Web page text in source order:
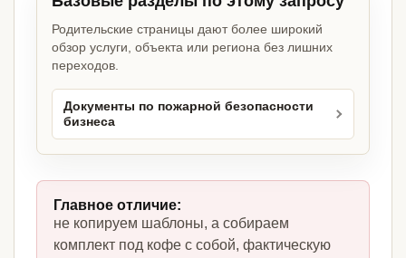
Родительские страницы дают более широкий
обзор услуги, объекта или региона без лишних
переходов.
Документы по пожарной безопасности
бизнеса
Главное отличие:
не копируем шаблоны, а собираем
комплект под кофе с собой, фактическую